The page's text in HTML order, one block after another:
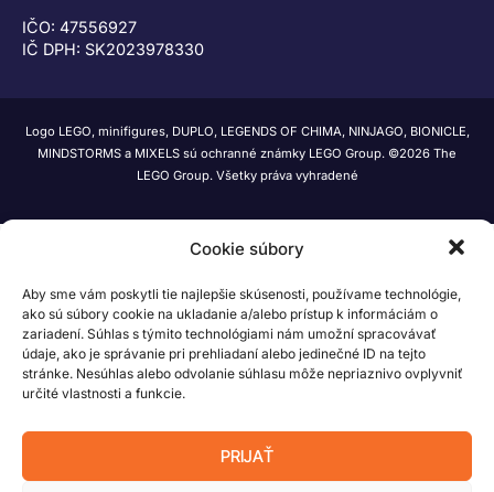
Cookie súbory
Aby sme vám poskytli tie najlepšie skúsenosti, používame technológie,
ako sú súbory cookie na ukladanie a/alebo prístup k informáciám o
zariadení. Súhlas s týmito technológiami nám umožní spracovávať
údaje, ako je správanie pri prehliadaní alebo jedinečné ID na tejto
stránke. Nesúhlas alebo odvolanie súhlasu môže nepriaznivo ovplyvniť
určité vlastnosti a funkcie.
PRIJAŤ
IČO: 47556927
IČ DPH: SK2023978330
Logo LEGO, minifigures, DUPLO, LEGENDS OF CHIMA, NINJAGO, BIONICLE,
MINDSTORMS a MIXELS sú ochranné známky LEGO Group. ©2026 The
LEGO Group. Všetky práva vyhradené